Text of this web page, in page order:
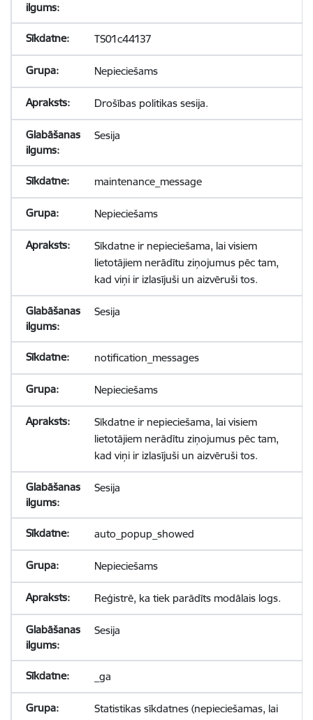
TS01c44137
Nepieciešams
Drošības politikas sesija.
Sesija
maintenance_message
Nepieciešams
Sīkdatne ir nepieciešama, lai visiem
lietotājiem nerādītu ziņojumus pēc tam,
kad viņi ir izlasījuši un aizvēruši tos.
Sesija
notification_messages
Nepieciešams
Sīkdatne ir nepieciešama, lai visiem
lietotājiem nerādītu ziņojumus pēc tam,
kad viņi ir izlasījuši un aizvēruši tos.
Sesija
auto_popup_showed
Nepieciešams
Reģistrē, ka tiek parādīts modālais logs.
Sesija
_ga
Statistikas sīkdatnes (nepieciešamas, lai